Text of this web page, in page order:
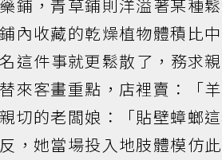
鋪，青草鋪則洋溢著某種鬆
內收藏的乾燥植物體積比
這件事就更鬆散了，務
來客畫重點，店裡賣：「
切的老闆娘：「貼壁蟑螂
，她當場投入地肢體模仿此